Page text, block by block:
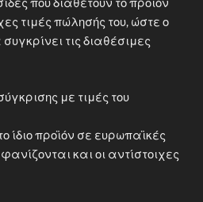
που διαθέτουν το προϊόν
τιμές πώλησής του, ώστε ο
τις διαθέσιμες
με τιμές του
ίδιο προϊόν σε ευρωπαϊκές
και οι αντίστοιχες